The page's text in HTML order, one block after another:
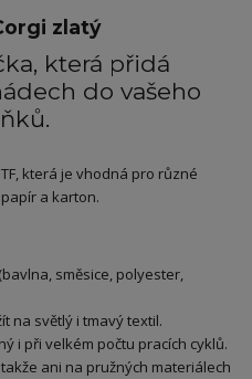
zlatý
která přidá
do vašeho
která je vhodná pro různé
a karton.
směsice, polyester,
na světlý i tmavý textil.
i při velkém počtu pracích cyklů.
ani na pružných materiálech